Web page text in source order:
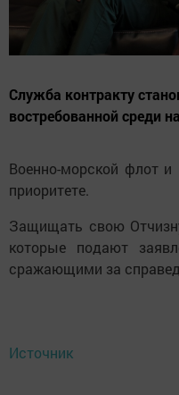
Служба контракту
востребованной среди
Военно-морской флот
приоритете.
Защищать свою
которые подают
сражающими за
Источник